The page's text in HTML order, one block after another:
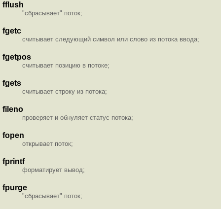
fflush
"сбрасывает" поток;
fgetc
считывает следующий символ или слово из потока ввода;
fgetpos
считывает позицию в потоке;
fgets
считывает строку из потока;
fileno
проверяет и обнуляет статус потока;
fopen
открывает поток;
fprintf
форматирует вывод;
fpurge
"сбрасывает" поток;